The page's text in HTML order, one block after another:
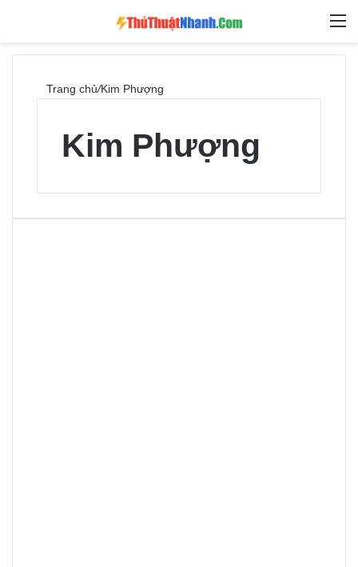
Tìm
Trang chủ/Kim Phượng
Kim Phượng